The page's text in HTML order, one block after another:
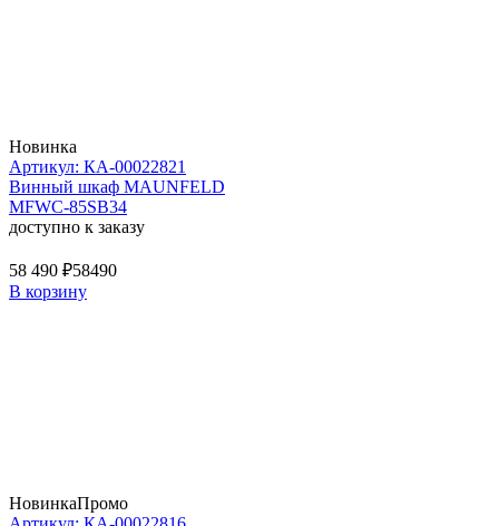
Новинка
Артикул: КА-00022821
Винный шкаф MAUNFELD
MFWC-85SB34
доступно к заказу
58 490 ₽58490
В корзину
НовинкаПромо